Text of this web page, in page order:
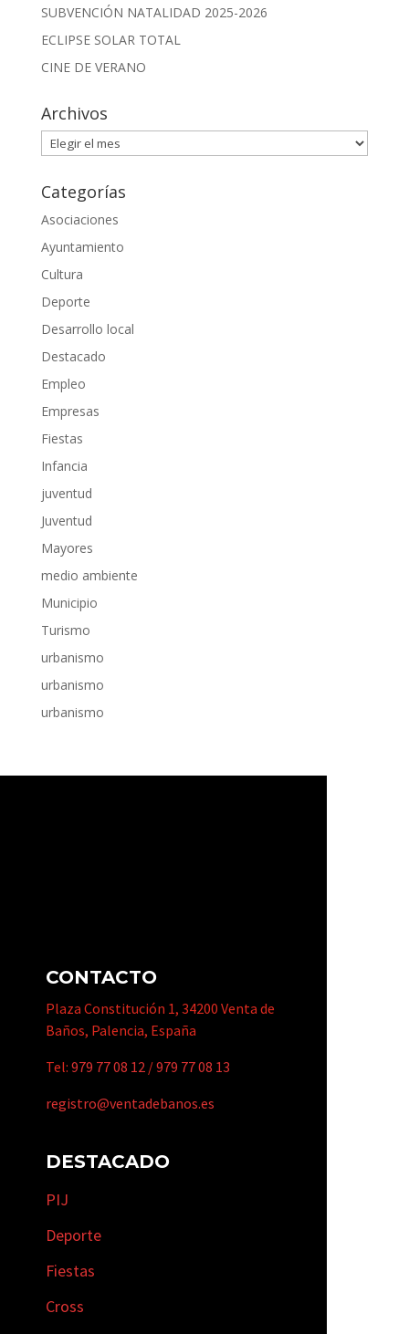
SUBVENCIÓN NATALIDAD 2025-2026
ECLIPSE SOLAR TOTAL
CINE DE VERANO
Archivos
Archivos
Categorías
Asociaciones
Ayuntamiento
Cultura
Deporte
Desarrollo local
Destacado
Empleo
Empresas
Fiestas
Infancia
juventud
Juventud
Mayores
medio ambiente
Municipio
Turismo
urbanismo
urbanismo
urbanismo
CONTACTO
Plaza Constitución 1, 34200 Venta de
Baños, Palencia, España
Tel: 979 77 08 12 /979 77 08 13
registro@ventadebanos.es
DESTACADO
PIJ
Deporte
Fiestas
Cross